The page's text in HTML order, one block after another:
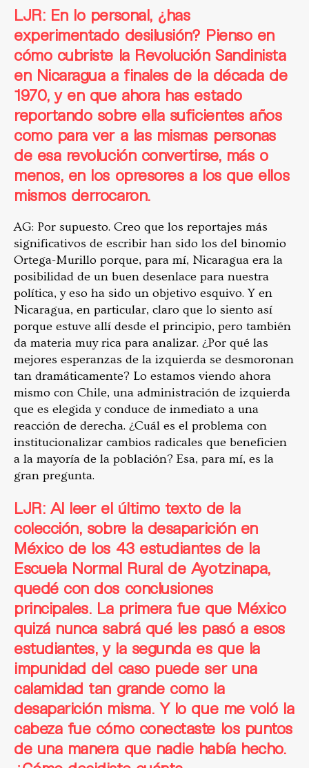
LJR: En lo personal, ¿has
experimentado desilusión? Pienso en
cómo cubriste la Revolución Sandinista
en Nicaragua a finales de la década de
1970, y en que ahora has estado
reportando sobre ella suficientes años
como para ver a las mismas personas
de esa revolución convertirse, más o
menos, en los opresores a los que ellos
mismos derrocaron.
AG: Por supuesto. Creo que los reportajes más
significativos de escribir han sido los del binomio
Ortega-Murillo porque, para mí, Nicaragua era la
posibilidad de un buen desenlace para nuestra
política, y eso ha sido un objetivo esquivo. Y en
Nicaragua, en particular, claro que lo siento así
porque estuve allí desde el principio, pero también
da materia muy rica para analizar. ¿Por qué las
mejores esperanzas de la izquierda se desmoronan
tan dramáticamente? Lo estamos viendo ahora
mismo con Chile, una administración de izquierda
que es elegida y conduce de inmediato a una
reacción de derecha. ¿Cuál es el problema con
institucionalizar cambios radicales que beneficien
a la mayoría de la población? Esa, para mí, es la
gran pregunta.
LJR: Al leer el último texto de la
colección, sobre la desaparición en
México de los 43 estudiantes de la
Escuela Normal Rural de Ayotzinapa,
quedé con dos conclusiones
principales. La primera fue que México
quizá nunca sabrá qué les pasó a esos
estudiantes, y la segunda es que la
impunidad del caso puede ser una
calamidad tan grande como la
desaparición misma. Y lo que me voló la
cabeza fue cómo conectaste los puntos
de una manera que nadie había hecho.